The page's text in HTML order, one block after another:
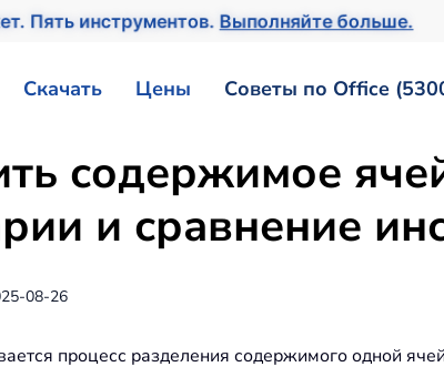
Пять инструментов. Выполняйте больше.
Скачать Цены Советы по Office
содержимое
и сравнение
08-26
процесс разделения содержимого одной